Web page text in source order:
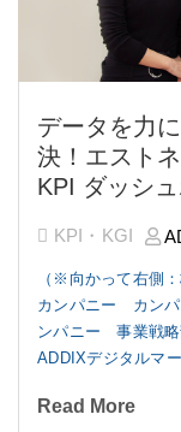
データを力
決！エスト
KPI ダッシ
KPI・KGI
（※向かって右側
カンパニー カン
ンパニー 事業戦略
ADDIXデジタルマ
Read More